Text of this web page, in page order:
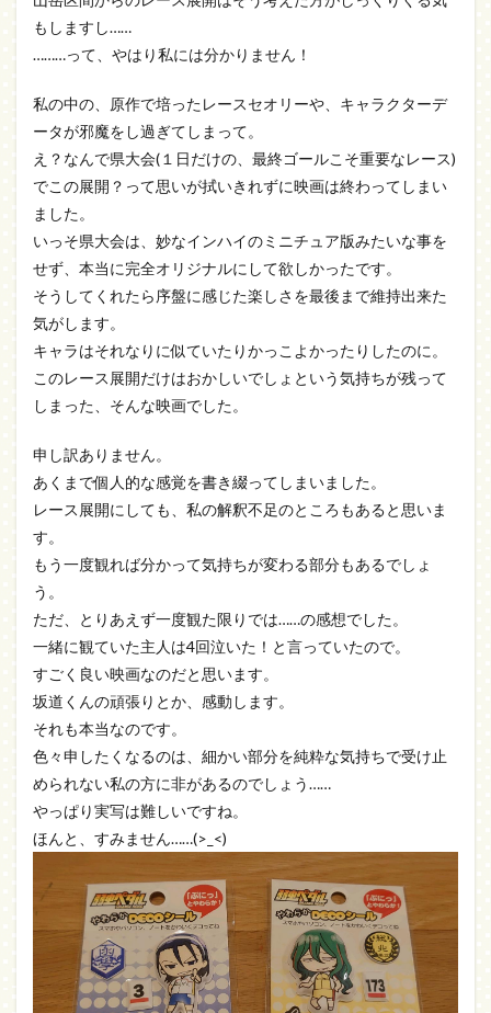
もしますし……
………って、やはり私には分かりません！
私の中の、原作で培ったレースセオリーや、キャラクターデ
ータが邪魔をし過ぎてしまって。
え？なんで県大会(１日だけの、最終ゴールこそ重要なレース)
でこの展開？って思いが拭いきれずに映画は終わってしまい
ました。
いっそ県大会は、妙なインハイのミニチュア版みたいな事を
せず、本当に完全オリジナルにして欲しかったです。
そうしてくれたら序盤に感じた楽しさを最後まで維持出来た
気がします。
キャラはそれなりに似ていたりかっこよかったりしたのに。
このレース展開だけはおかしいでしょという気持ちが残って
しまった、そんな映画でした。
申し訳ありません。
あくまで個人的な感覚を書き綴ってしまいました。
レース展開にしても、私の解釈不足のところもあると思いま
す。
もう一度観れば分かって気持ちが変わる部分もあるでしょ
う。
ただ、とりあえず一度観た限りでは……の感想でした。
一緒に観ていた主人は4回泣いた！と言っていたので。
すごく良い映画なのだと思います。
坂道くんの頑張りとか、感動します。
それも本当なのです。
色々申したくなるのは、細かい部分を純粋な気持ちで受け止
められない私の方に非があるのでしょう……
やっぱり実写は難しいですね。
ほんと、すみません……(>_<)